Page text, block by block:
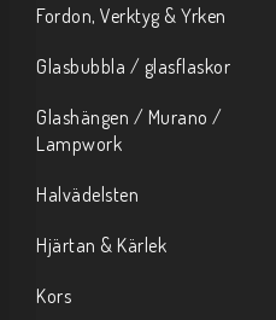
Fordon, Verktyg & Yrken
Glasbubbla / glasflaskor
Glashängen / Murano /
Lampwork
Halvädelsten
Hjärtan & Kärlek
Kors